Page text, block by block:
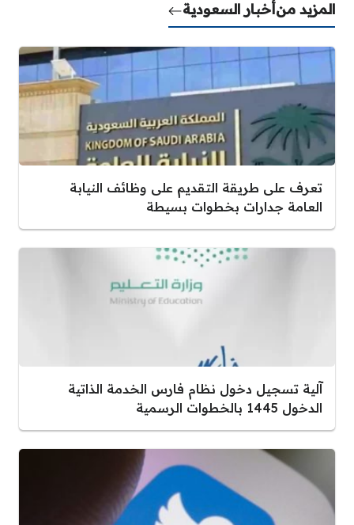
المزيد منأخبار السعودية
تعرف على طريقة التقديم على وظائف النيابة
العامة جدارات بخطوات بسيطة
آلية تسجيل دخول نظام فارس الخدمة الذاتية
الدخول 1445 بالخطوات الرسمية